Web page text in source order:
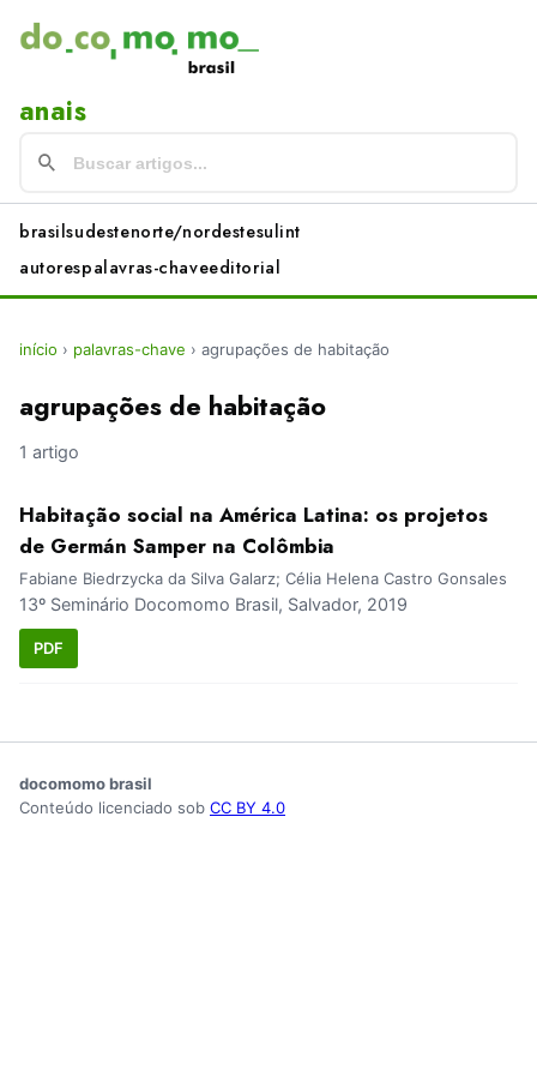
anais
brasilsudestenorte/nordestesulint
autorespalavras-chaveeditorial
início › palavras-chave › agrupações de habitação
agrupações de habitação
1 artigo
Habitação social na América Latina: os projetos
de Germán Samper na Colômbia
Fabiane Biedrzycka da Silva Galarz; Célia Helena Castro Gonsales
13º Seminário Docomomo Brasil, Salvador, 2019
PDF
docomomo brasil
Conteúdo licenciado sob CC BY 4.0